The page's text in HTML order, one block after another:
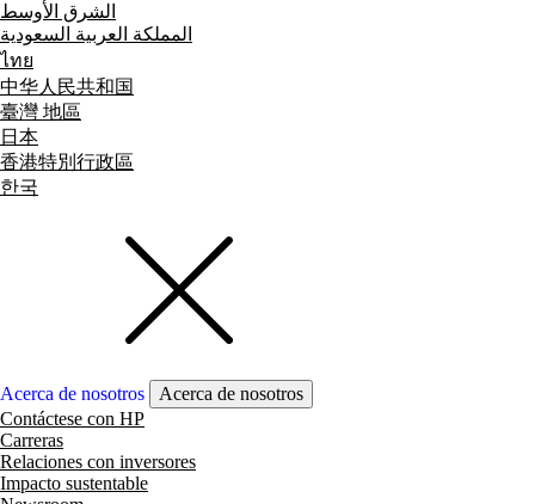
الشرق الأوسط
المملكة العربية السعودية
ไทย
中华人民共和国
臺灣 地區
日本
香港特別行政區
한국
Acerca de nosotros
Acerca de nosotros
Contáctese con HP
Carreras
Relaciones con inversores
Impacto sustentable